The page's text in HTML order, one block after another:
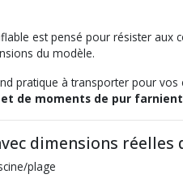
est pensé pour résister
du modèle.
pratique à transporter pour
de moments de pur
dimensions
plage